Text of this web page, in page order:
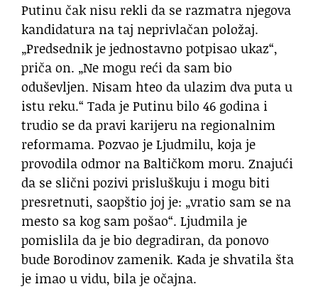
Putinu čak nisu rekli da se razmatra njegova
kandidatura na taj neprivlačan položaj.
„Predsednik je jednostavno potpisao ukaz“,
priča on. „Ne mogu reći da sam bio
oduševljen. Nisam hteo da ulazim dva puta u
istu reku.“ Tada je Putinu bilo 46 godina i
trudio se da pravi karijeru na regionalnim
reformama. Pozvao je Ljudmilu, koja je
provodila odmor na Baltičkom moru. Znajući
da se slični pozivi prisluškuju i mogu biti
presretnuti, saopštio joj je: „vratio sam se na
mesto sa kog sam pošao“. Ljudmila je
pomislila da je bio degradiran, da ponovo
bude Borodinov zamenik. Kada je shvatila šta
je imao u vidu, bila je očajna.